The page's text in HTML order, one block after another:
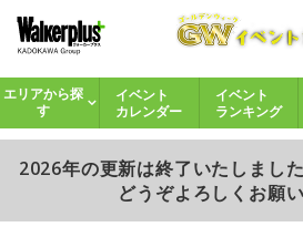
エリアから探
す
イベント
カレンダー
イベント
ランキング
2026年の更新は終了いたしまし
どうぞよろしくお願い